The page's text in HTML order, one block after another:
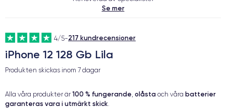
Se mer
4/5-217 kundrecensioner
iPhone 12 128 Gb Lila
Produkten skickas inom 7 dagar
Alla våra produkter är 100 % fungerande, olåsta och våra batterier
garanteras vara i utmärkt skick.